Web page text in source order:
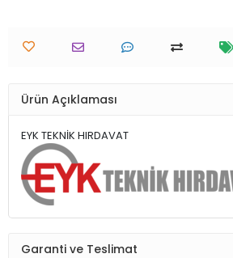
Ürün Açıklaması
EYK TEKNİK HIRDAVAT
Garanti ve Teslimat